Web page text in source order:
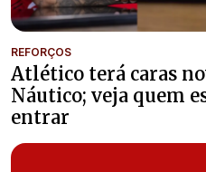
REFORÇOS
Atlético terá caras
Náutico; veja quem
entrar